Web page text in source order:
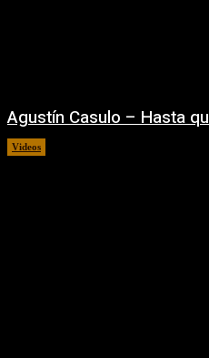
Agustín Casulo – Hasta
Videos